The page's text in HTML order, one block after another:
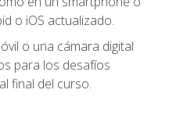
o iOS actualizado.
o una cámara digital
para los desafíos
final del curso.